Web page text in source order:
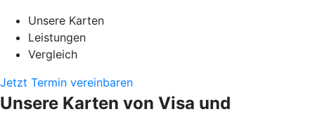
Unsere Karten
Leistungen
Vergleich
Jetzt Termin vereinbaren
Unsere Karten von Visa und